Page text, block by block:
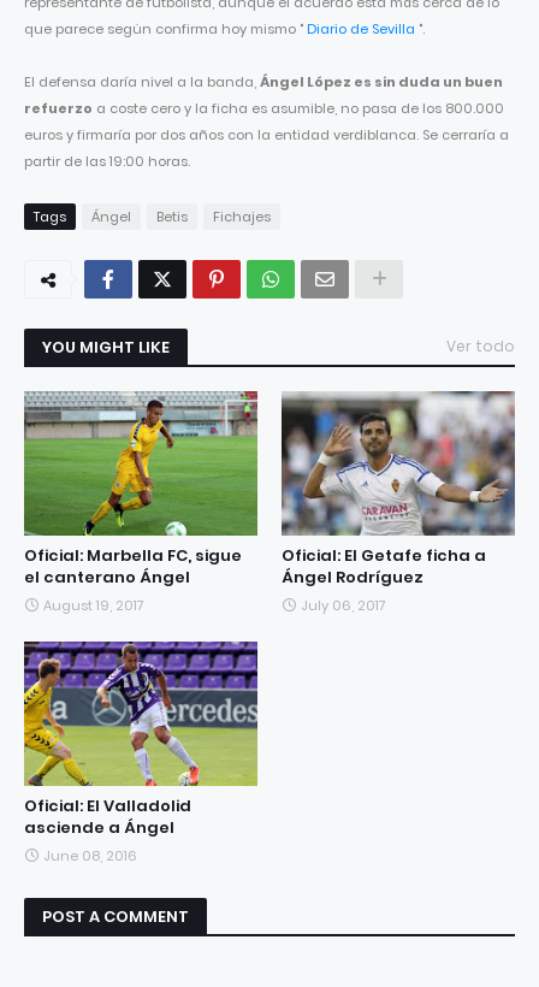
que parece según confirma hoy mismo "Diario de Sevilla ".
El defensa daría nivel a la banda, Ángel López es sin duda un buen
refuerzo a coste cero y la ficha es asumible, no pasa de los 800.000
euros y firmaría por dos años con la entidad verdiblanca. Se cerraría a
partir de las 19:00 horas.
Tags Ángel Betis Fichajes
YOU MIGHT LIKE Ver todo
Oficial: Marbella FC, sigue
el canterano Ángel
August 19, 2017
Oficial: El Getafe ficha a
Ángel Rodríguez
July 06, 2017
Oficial: El Valladolid
asciende a Ángel
June 08, 2016
POST A COMMENT